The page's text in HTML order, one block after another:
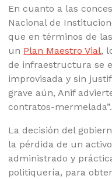
En cuanto a las
Nacional de
que en términos de
un Plan Maestro Vial,
de infraestructura se
improvisada y sin
grave aún, Anif
contratos-mermelada”.
La decisión del
la pérdida de un
administrado y
politiquería, para